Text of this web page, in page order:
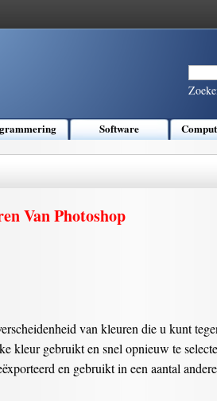
Software
Van Photoshop
van kleuren die u kunt
kleur gebruikt en snel opnieuw te
en gebruikt in een aantal